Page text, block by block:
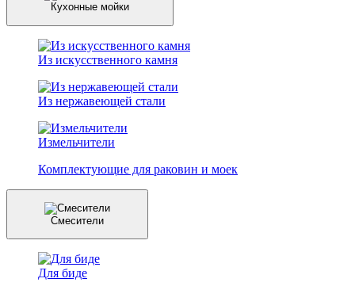
Кухонные мойки
Из искусственного камня
Из нержавеющей стали
Измельчители
Комплектующие для раковин и моек
Смесители
Для биде